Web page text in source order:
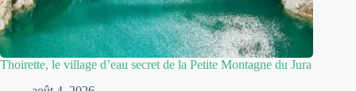
Thoirette, le village d’eau secret de la Petite Montagne du Jura